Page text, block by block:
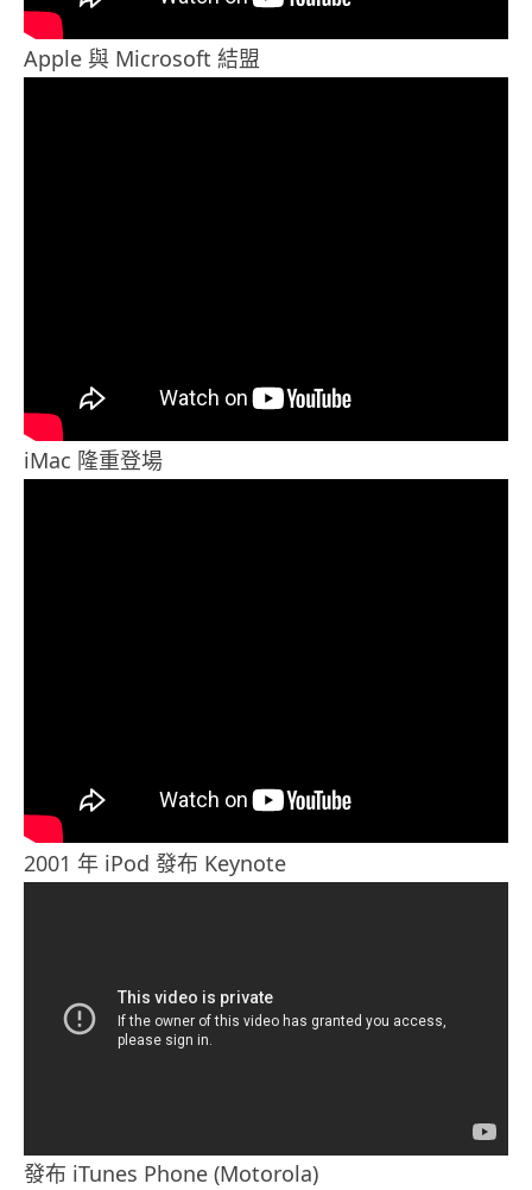
Apple 與 Microsoft 結盟
iMac 隆重登場
2001 年 iPod 發布 Keynote
發布 iTunes Phone (Motorola)